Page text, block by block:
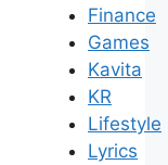
Finance
Games
Kavita
KR
Lifestyle
Lyrics